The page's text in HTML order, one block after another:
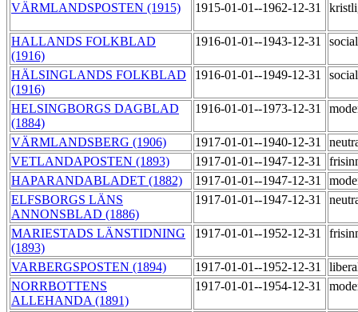
VÄRMLANDSPOSTEN (1915) 1915-01-01--1962-12-31
HALLANDS FOLKBLAD
(1916)
1916-01-01--1943-12-31
HÄLSINGLANDS FOLKBLAD
(1916)
1916-01-01--1949-12-31
HELSINGBORGS DAGBLAD
(1884)
1916-01-01--1973-12-31
VÄRMLANDSBERG (1906) 1917-01-01--1940-12-31
VETLANDAPOSTEN (1893)
1917-01-01--1947-12-31
HAPARANDABLADET (1882)
1917-01-01--1947-12-31
ELFSBORGS LÄNS
ANNONSBLAD (1886)
1917-01-01--1947-12-31
MARIESTADS LÄNSTIDNING
(1893)
1917-01-01--1952-12-31
VARBERGSPOSTEN (1894) 1917-01-01--1952-12-31
NORRBOTTENS
ALLEHANDA (1891)
1917-01-01--1954-12-31